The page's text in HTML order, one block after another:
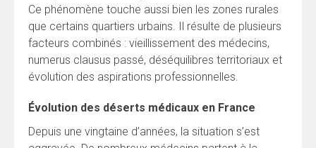
Ce phénomène touche aussi bien les zones rurales
que certains quartiers urbains. Il résulte de plusieurs
facteurs combinés : vieillissement des médecins,
numerus clausus passé, déséquilibres territoriaux et
évolution des aspirations professionnelles.
Évolution des déserts médicaux en France
Depuis une vingtaine d’années, la situation s’est